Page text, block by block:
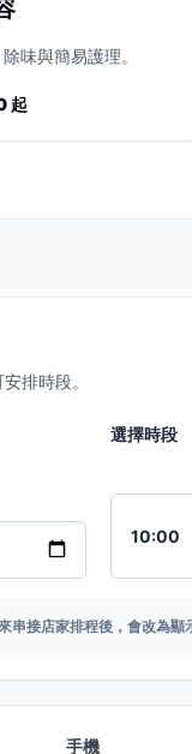
味與簡易護理。
起
排時段。
選擇時段
接店家排程後，會改為顯
手機